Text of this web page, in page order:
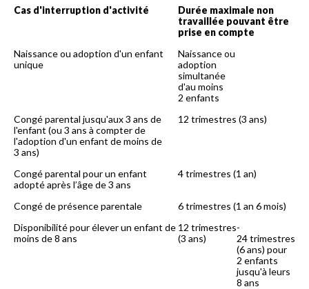
Cas d'interruption d'activité
Durée maximale non
travaillée pouvant être
prise en compte
Naissance ou adoption d'un enfant
unique
Naissance ou
adoption
simultanée
d'au moins
2 enfants
Congé parental jusqu'aux 3 ans de
l'enfant (ou 3 ans à compter de
l'adoption d'un enfant de moins de
3 ans)
12 trimestres (3 ans)
Congé parental pour un enfant
adopté après l’âge de 3 ans
4 trimestres (1 an)
Congé de présence parentale
6 trimestres (1 an 6 mois)
Disponibilité pour élever un enfant de
moins de 8 ans
12 trimestres
(3 ans)
-
24 trimestres
(6 ans) pour
2 enfants
jusqu'à leurs
8 ans